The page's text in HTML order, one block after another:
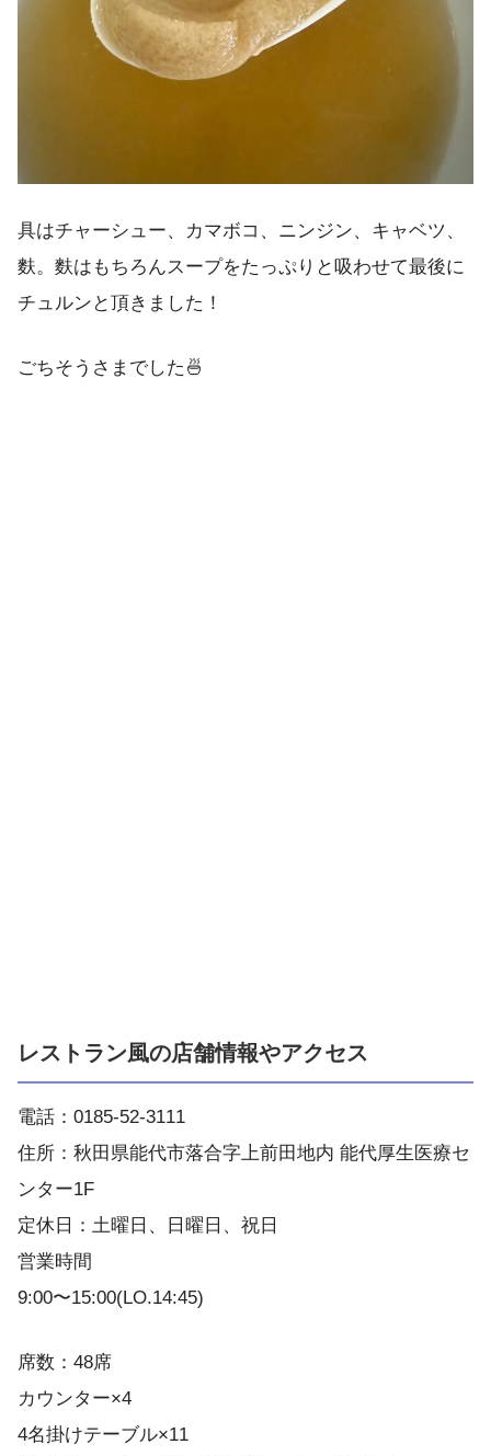
具はチャーシュー、カマボコ、ニンジン、キャベツ、
麩。麩はもちろんスープをたっぷりと吸わせて最後に
チュルンと頂きました！
ごちそうさまでした🍜
レストラン風の店舗情報やアクセス
電話：0185-52-3111
住所：秋田県能代市落合字上前田地内 能代厚生医療セ
ンター1F
定休日：土曜日、日曜日、祝日
営業時間
9:00〜15:00(LO.14:45)
席数：48席
カウンター×4
4名掛けテーブル×11